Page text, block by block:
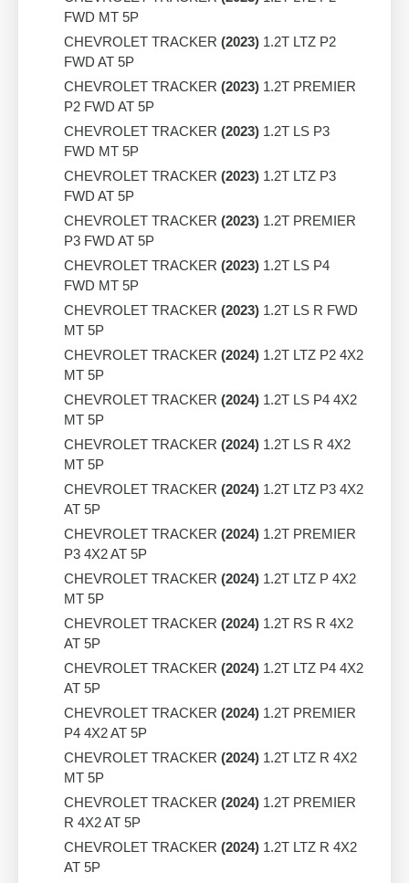
FWD MT 5P
CHEVROLET TRACKER (2023) 1.2T LTZ P2
FWD AT 5P
CHEVROLET TRACKER (2023) 1.2T PREMIER
P2 FWD AT 5P
CHEVROLET TRACKER (2023) 1.2T LS P3
FWD MT 5P
CHEVROLET TRACKER (2023) 1.2T LTZ P3
FWD AT 5P
CHEVROLET TRACKER (2023) 1.2T PREMIER
P3 FWD AT 5P
CHEVROLET TRACKER (2023) 1.2T LS P4
FWD MT 5P
CHEVROLET TRACKER (2023) 1.2T LS R FWD
MT 5P
CHEVROLET TRACKER (2024) 1.2T LTZ P2 4X2
MT 5P
CHEVROLET TRACKER (2024) 1.2T LS P4 4X2
MT 5P
CHEVROLET TRACKER (2024) 1.2T LS R 4X2
MT 5P
CHEVROLET TRACKER (2024) 1.2T LTZ P3 4X2
AT 5P
CHEVROLET TRACKER (2024) 1.2T PREMIER
P3 4X2 AT 5P
CHEVROLET TRACKER (2024) 1.2T LTZ P 4X2
MT 5P
CHEVROLET TRACKER (2024) 1.2T RS R 4X2
AT 5P
CHEVROLET TRACKER (2024) 1.2T LTZ P4 4X2
AT 5P
CHEVROLET TRACKER (2024) 1.2T PREMIER
P4 4X2 AT 5P
CHEVROLET TRACKER (2024) 1.2T LTZ R 4X2
MT 5P
CHEVROLET TRACKER (2024) 1.2T PREMIER
R 4X2 AT 5P
CHEVROLET TRACKER (2024) 1.2T LTZ R 4X2
AT 5P